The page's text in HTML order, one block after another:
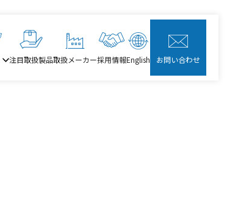
注目取扱製品取扱メーカー採用情報English お問い合わせ